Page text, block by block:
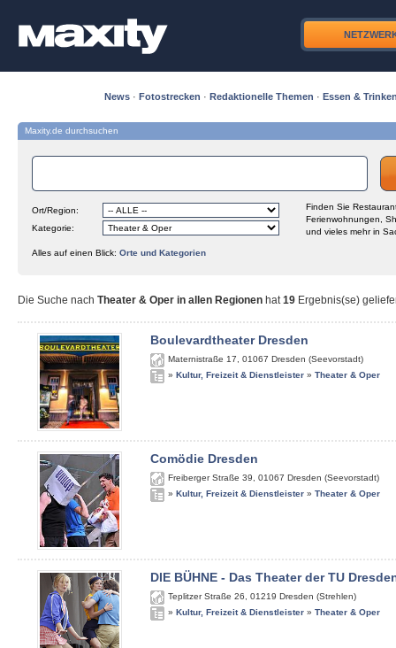
News · Fotostrecken · Redaktionelle Themen · Essen &
Maxity.de durchsuchen
Ort/Region:
Kategorie:
Finden Sie
Ferienwohnungen,
und vieles mehr in
Alles auf einen Blick: Orte und Kategorien
Die Suche nach Theater & Oper in allen Regionen hat19 Ergebnis(se)
Boulevardtheater Dresden
Maternistraße 17 01067 Dresden (Seevorstadt)
» Kultur, Freizeit & Dienstleister » Theater & Oper
Comödie Dresden
Freiberger Straße 39 01067 Dresden (Seevorstadt)
» Kultur, Freizeit & Dienstleister » Theater & Oper
DIE BÜHNE - Das Theater der TU
Teplitzer Straße 26 01219 Dresden (Strehlen)
» Kultur, Freizeit & Dienstleister » Theater & Oper